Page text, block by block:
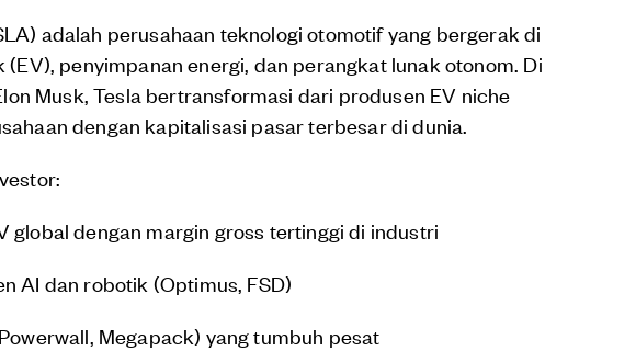
adalah perusahaan teknologi otomotif yang bergerak di
penyimpanan energi, dan perangkat lunak otonom. Di
Musk, Tesla bertransformasi dari produsen EV niche
dengan kapitalisasi pasar terbesar di dunia.
global dengan margin gross tertinggi di industri
AI dan robotik (Optimus, FSD)
Megapack) yang tumbuh pesat